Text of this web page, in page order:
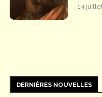
14
DERNIÈRES NOUVELLES